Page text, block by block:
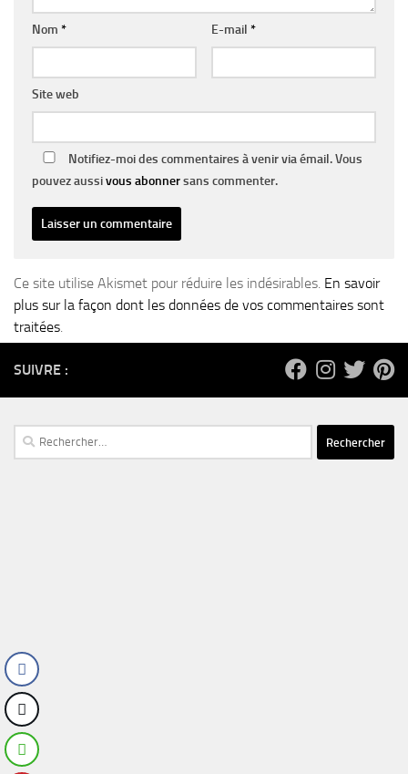
Nom * E-mail *
Site web
Notifiez-moi des commentaires à venir via émail. Vous
pouvez aussivous abonnersans commenter.
Ce site utilise Akismet pour réduire les indésirables. En savoir
plus sur la façon dont les données de vos commentaires sont
traitées.
SUIVRE :
Rechercher :